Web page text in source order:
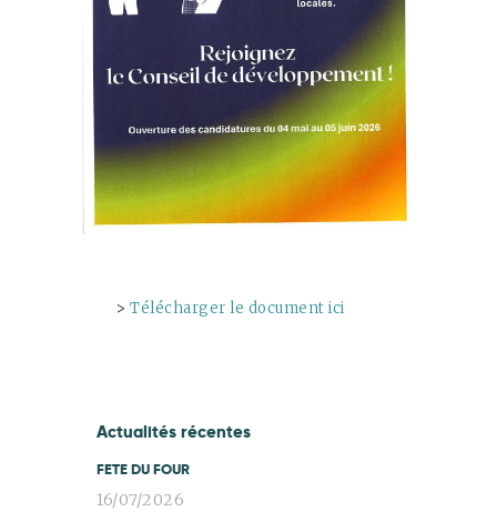
>Télécharger le document ici
Actualités récentes
FETE DU FOUR
16/07/2026